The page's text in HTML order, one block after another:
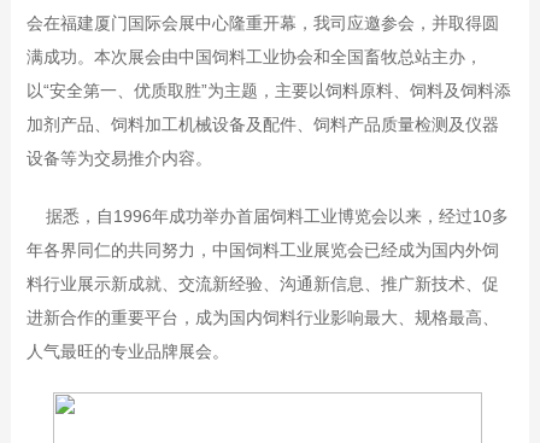
会在福建厦门国际会展中心隆重开幕，我司应邀参会，并取得圆
满成功。本次展会由中国饲料工业协会和全国畜牧总站主办，
以“安全第一、优质取胜”为主题，主要以饲料原料、饲料及饲料添
加剂产品、饲料加工机械设备及配件、饲料产品质量检测及仪器
设备等为交易推介内容。
据悉，自1996年成功举办首届饲料工业博览会以来，经过10多
年各界同仁的共同努力，中国饲料工业展览会已经成为国内外饲
料行业展示新成就、交流新经验、沟通新信息、推广新技术、促
进新合作的重要平台，成为国内饲料行业影响最大、规格最高、
人气最旺的专业品牌展会。